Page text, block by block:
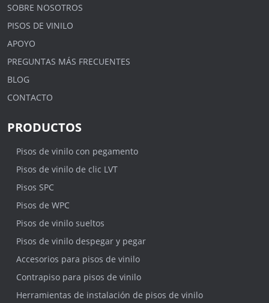
SOBRE NOSOTROS
PISOS DE VINILO
APOYO
PREGUNTAS MÁS FRECUENTES
BLOG
CONTACTO
PRODUCTOS
Pisos de vinilo con pegamento
Pisos de vinilo de clic LVT
Pisos SPC
Pisos de WPC
Pisos de vinilo sueltos
Pisos de vinilo despegar y pegar
Accesorios para pisos de vinilo
Contrapiso para pisos de vinilo
Herramientas de instalación de pisos de vinilo